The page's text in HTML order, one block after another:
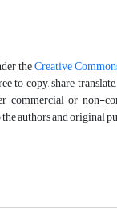
theCreative
to copy, share,
commercial or non-
authors and original